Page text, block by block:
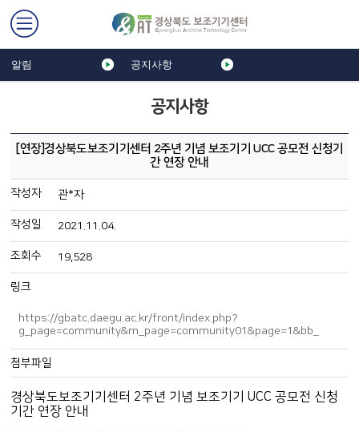
공지사항
알림 공지사항
[연장]경상북도보조기기센터 2주년 기념 보조기기 UCC 공모전 신청기
간 연장 안내
작성자 관*자
작성일 2021.11.04.
조회수 19,528
링크
https://gbatc.daegu.ac.kr/front/index.php?
g_page=community&m_page=community01&page=1&bb_
첨부파일
경상북도보조기기센터 2주년 기념 보조기기 UCC 공모전 신청
기간 연장 안내